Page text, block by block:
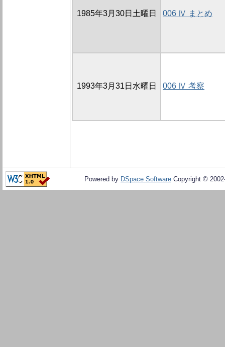
1985年3月30日土曜日 006 Ⅳ まとめ
1993年3月31日水曜日 006 Ⅳ 考察
Powered by DSpace Software Copyright ©